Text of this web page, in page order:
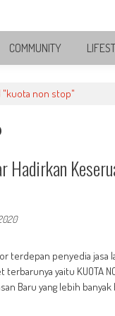
COMMUNITY
"kuota non stop"
Hadirkan
terdepan penyedia jasa
yaitu KUOTA
Baru yang lebih